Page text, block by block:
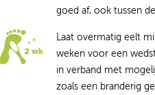
goed af, ook tussen
Laat overmatig eelt
weken voor een
in verband met
zoals een branderig